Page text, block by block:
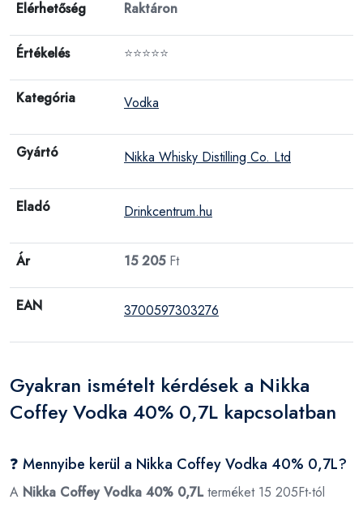
Elérhetőség Raktáron
Értékelés ⭐⭐⭐⭐⭐
Kategória Vodka
Gyártó Nikka Whisky Distilling Co. Ltd
Eladó Drinkcentrum.hu
Ár 15 205Ft
EAN 3700597303276
Gyakran ismételt kérdések a Nikka
Coffey Vodka 40% 0,7L kapcsolatban
❓ Mennyibe kerül a Nikka Coffey Vodka 40% 0,7L?
A Nikka Coffey Vodka 40% 0,7Lterméket 15 205Ft-tól